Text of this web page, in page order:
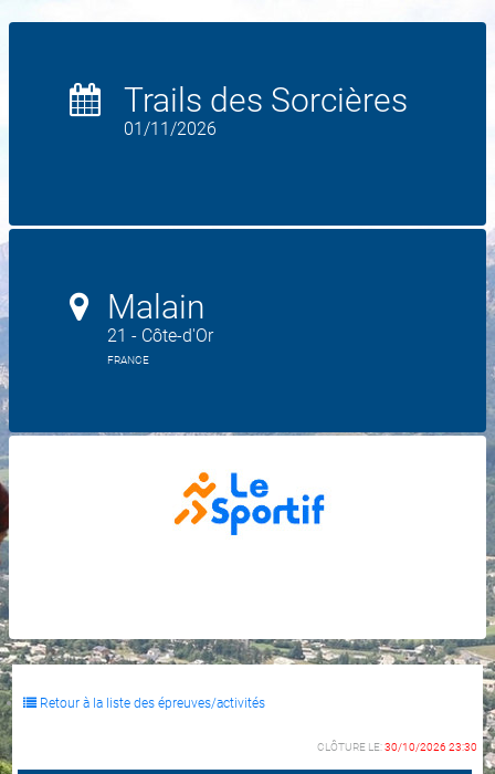
Trails des Sorcières
01/11/2026
Malain
21 - Côte-d'Or
FRANCE
Retour à la liste des épreuves/activités
CLÔTURE LE:30/10/2026 23:30